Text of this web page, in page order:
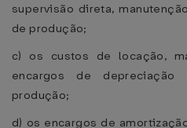
supervisão direta,
de produção;
c) os custos de locação,
encargos de
produção;
d) os encargos de